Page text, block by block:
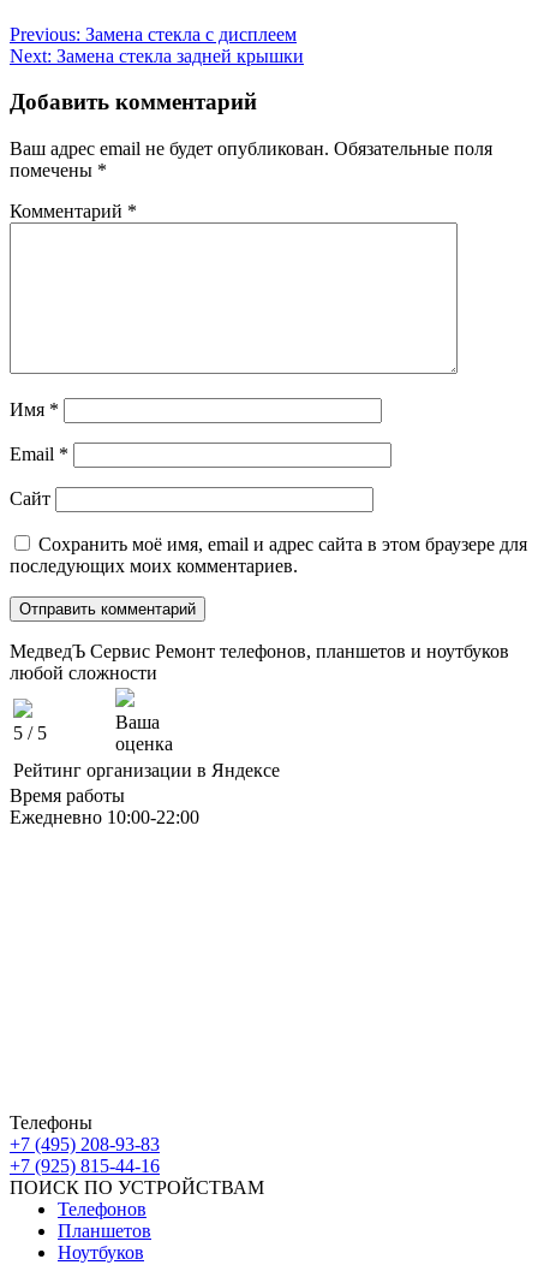
Previous: Замена стекла с дисплеем
Next: Замена стекла задней крышки
Добавить комментарий
Ваш адрес email не будет опубликован. Обязательные поля
помечены *
Комментарий *
Имя *
Email *
Сайт
Сохранить моё имя, email и адрес сайта в этом браузере для
последующих моих комментариев.
МедведЪ Сервис Ремонт телефонов, планшетов и ноутбуков
любой сложности
5 / 5
Ваша
оценка
Рейтинг организации в Яндексе
Время работы
Ежедневно 10:00-22:00
Телефоны
+7 (495) 208-93-83
+7 (925) 815-44-16
ПОИСК ПО УСТРОЙСТВАМ
Телефонов
Планшетов
Ноутбуков